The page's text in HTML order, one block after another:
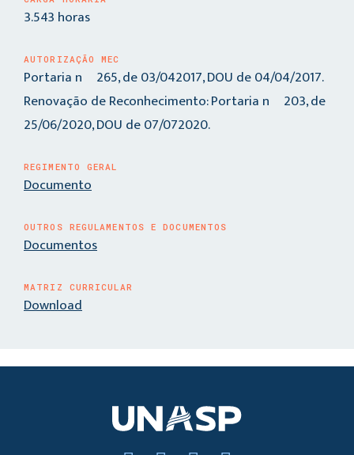
3.543 horas
AUTORIZAÇÃO MEC
Portaria nº 265, de 03/042017, DOU de 04/04/2017.
Renovação de Reconhecimento: Portaria nº 203, de
25/06/2020, DOU de 07/072020.
REGIMENTO GERAL
Documento
OUTROS REGULAMENTOS E DOCUMENTOS
Documentos
MATRIZ CURRICULAR
Download